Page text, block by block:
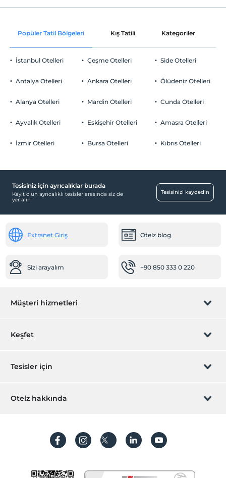
Otopark (Tesis bünyesinde)
Çocuk karyolası
Bebek
Klima
Havaalanı servisi (ücretli)
Engelli
Odaya yemek servisi
Sahur Kahvaltısı
Aile odaları
Vip odalar
Check/out
Evcil Hayvan
Sigara
Çocuklar
Her bir oda için 5 yaşına kadar 1 çocuk ücretsizdir
Oda süslemesi
Odaya meyve sepeti ikramı
Popüler Tatil Bölgeleri Kış Tatili Kategoriler
İstanbul Otelleri
Antalya Otelleri
Alanya Otelleri
Ayvalık Otelleri
İzmir Otelleri
Çeşme Otelleri
Ankara Otelleri
Mardin Otelleri
Eskişehir Otelleri
Bursa Otelleri
Side Otelleri
Ölüdeniz Otelleri
Cunda Otelleri
Amasra Otelleri
Kıbrıs Otelleri
Tesisiniz için ayrıcalıklar burada
Kayıt olun ayrıcalıklı tesisler arasında siz de
yer alın
Tesisinizi kaydedin
Extranet Giriş Otelz blog
Sizi arayalım +90 850 333 0 220
Müşteri hizmetleri
Rezervasyon yönet
Sıkça sorulan sorular
Keşfet
Hediye Kart
Hesap oluştur
Tesisler için
Hemen tesisinizi ekleyin
Otelz hakkında